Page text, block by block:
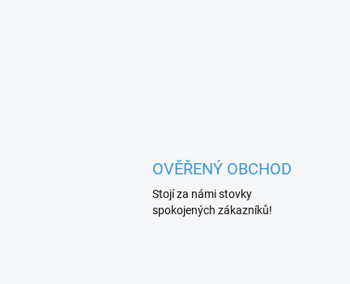
OVĚŘENÝ OBCHOD
Stojí za námi stovky
spokojených zákazníků!